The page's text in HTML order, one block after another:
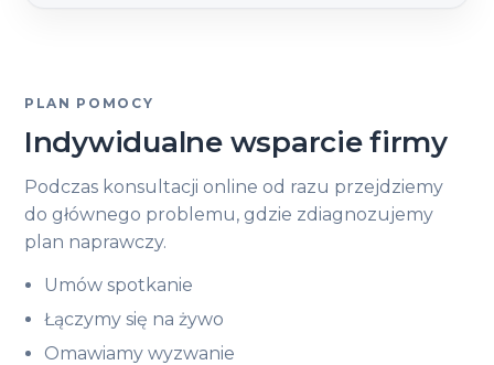
PLAN POMOCY
Indywidualne wsparcie firmy
Podczas konsultacji online od razu przejdziemy
do głównego problemu, gdzie zdiagnozujemy
plan naprawczy.
Umów spotkanie
Łączymy się na żywo
Omawiamy wyzwanie